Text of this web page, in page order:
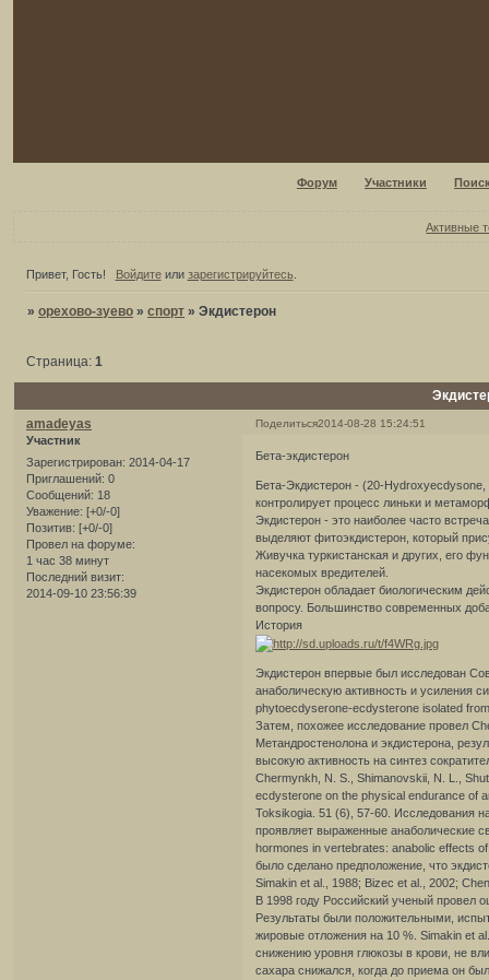
Форум Участники
Активные
Привет, Гость! Войдитеили зарегистрируйтесь.
»орехово-зуево »спорт »Экдистерон
Страница:1
Поделиться2014-08-28 15:24:51
amadeyas
Участник
Зарегистрирован: 2014-04-17
Приглашений: 0
Сообщений: 18
Уважение: [+0/-0]
Позитив: [+0/-0]
Провел на форуме:
1 час 38 минут
Последний визит:
2014-09-10 23:56:39
Бета-экдистерон
Бета-Экдистерон - (20-
контролирует процесс линьки и
Экдистерон - это наиболее часто
выделяют фитоэкдистерон, который
Живучка туркистанская и других, его
насекомых вредителей.
Экдистерон обладает биологическим
вопросу. Большинство современных
История
Экдистерон впервые был исследован
анаболическую активность и усиления
phytoecdyserone-ecdysterone isolated
Затем, похожее исследование провел
Метандростенолона и экдистерона,
высокую активность на синтез
Chermynkh, N. S., Shimanovskii, N. L.,
ecdysterone on the physical endurance of
Toksikogia. 51 (6), 57-60. Исследования
проявляет выраженные анаболические
hormones in vertebrates: anabolic effects
было сделано предположение, что
Simakin et al., 1988; Bizec et al., 2002;
В 1998 году Российский ученый провел
Результаты были положительными,
жировые отложения на 10 %. Simakin et
снижению уровня глюкозы в крови, не
сахара снижался, когда до приема он